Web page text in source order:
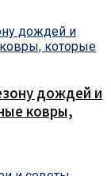
дождей и
ковры,